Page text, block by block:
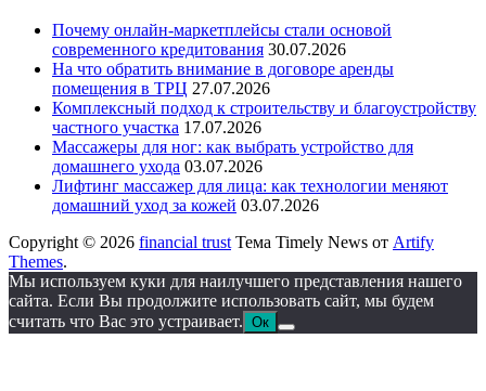
Почему онлайн-маркетплейсы стали основой
современного кредитования 30.07.2026
На что обратить внимание в договоре аренды
помещения в ТРЦ 27.07.2026
Комплексный подход к строительству и благоустройству
частного участка 17.07.2026
Массажеры для ног: как выбрать устройство для
домашнего ухода 03.07.2026
Лифтинг массажер для лица: как технологии меняют
домашний уход за кожей 03.07.2026
Copyright © 2026 financial trust Тема Timely News от Artify
Themes.
Мы используем куки для наилучшего представления нашего
сайта. Если Вы продолжите использовать сайт, мы будем
считать что Вас это устраивает. Ок